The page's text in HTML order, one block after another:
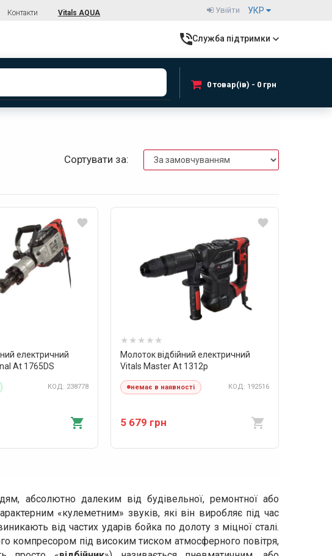
Контакти Vitals AQUA УКР
Увійти
Служба підтримки
0 товар(ів) - 0 грн
Сортувати за:
електричний
At 1765DS
КОД: 238778
Молоток відбійний електричний
Vitals Master At 1312p
немає в наявності КОД: 192516
5 679 грн
абсолютно далеким від будівельної, ремонтної або
«кулеметним» звуків, які він виробляє під час
від частих ударів бойка по долоту з міцної сталі.
компресором під високим тиском атмосферного повітря,